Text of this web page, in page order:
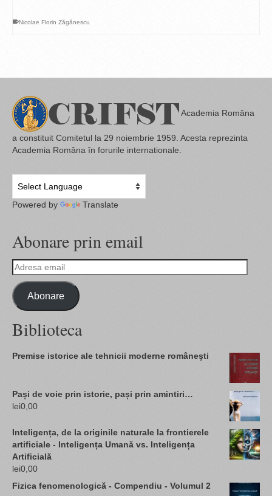
Nicolae Florin Zăgănescu
Academia Româna
a constituit Comitetul la 29 noiembrie 1959. Acesta reprezinta
Academia Româna în forurile internationale.
Powered by Translate
Abonare prin email
Adresa
email
Abonare
Biblioteca
Premise istorice ale tehnicii moderne româneşti
Pași de voie prin istorie, pași prin amintiri…
lei0,00
Inteligența, de la originile naturale la frontierele
artificiale - Inteligența Umană vs. Inteligența
Artificială
lei0,00
Fizica fenomenologică - Compendiu - Volumul 2